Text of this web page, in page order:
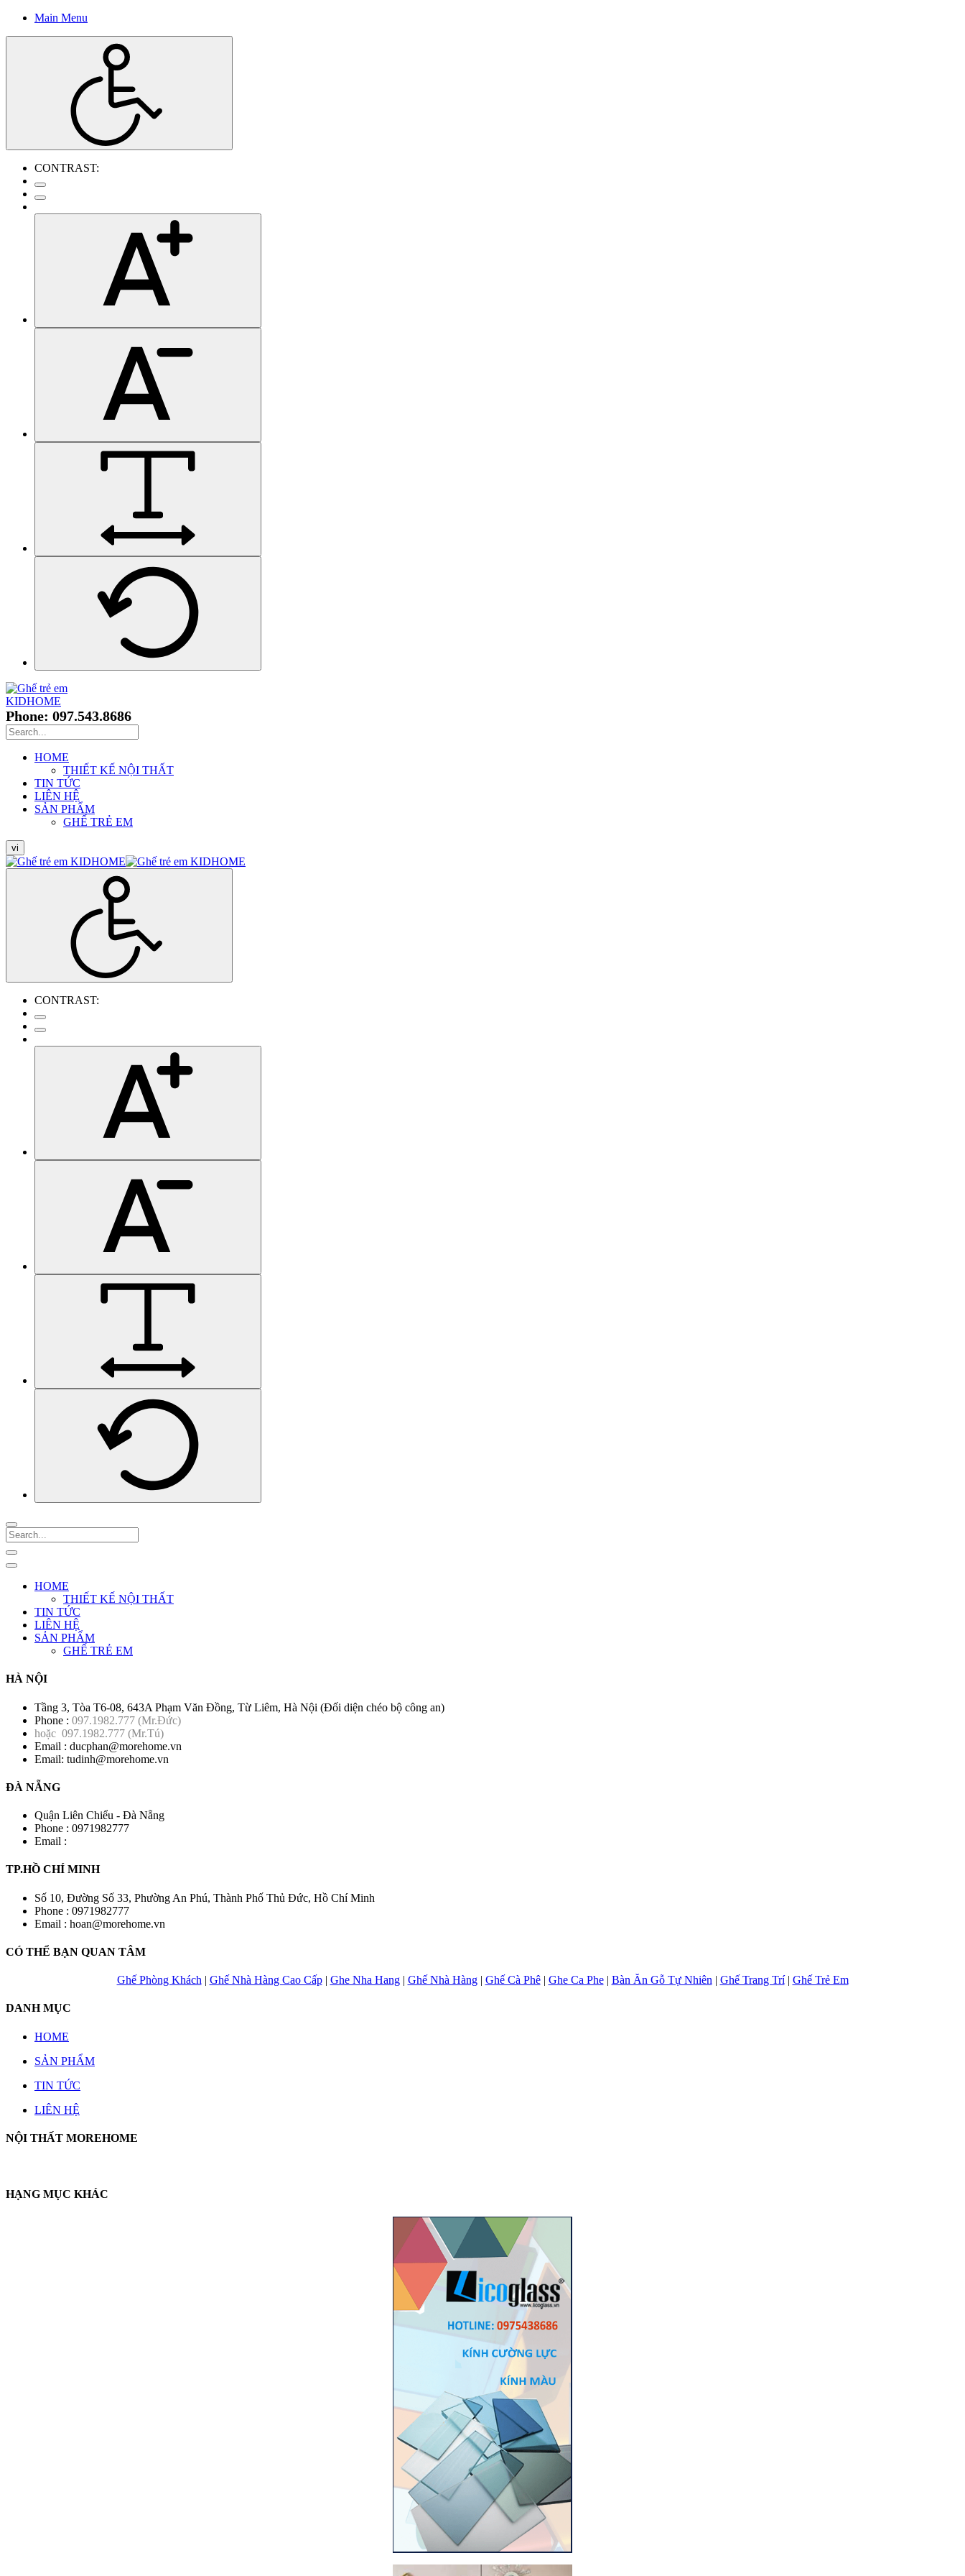
Main Menu
CONTRAST:
Phone: 097.543.8686
HOME
THIẾT KẾ NỘI THẤT
TIN TỨC
LIÊN HỆ
SẢN PHẨM
GHẾ TRẺ EM
vi
CONTRAST:
HOME
THIẾT KẾ NỘI THẤT
TIN TỨC
LIÊN HỆ
SẢN PHẨM
GHẾ TRẺ EM
HÀ NỘI
Tầng 3, Tòa T6-08, 643A Phạm Văn Đồng, Từ Liêm, Hà Nội (Đối diện chéo bộ công an)
Phone : 097.1982.777 (Mr.Đức)
hoặc 097.1982.777 (Mr.Tú)
Email : ducphan@morehome.vn
Email: tudinh@morehome.vn
ĐÀ NẴNG
Quận Liên Chiểu - Đà Nẵng
Phone : 0971982777
Email :
TP.HỒ CHÍ MINH
Số 10, Đường Số 33, Phường An Phú, Thành Phố Thủ Đức, Hồ Chí Minh
Phone : 0971982777
Email : hoan@morehome.vn
CÓ THỂ BẠN QUAN TÂM
Ghế Phòng Khách | Ghế Nhà Hàng Cao Cấp| Ghe Nha Hang| Ghế Nhà Hàng| Ghế Cà Phê| Ghe Ca Phe| Bàn Ăn Gỗ Tự Nhiên | Ghế Trang Trí| Ghế Trẻ Em
DANH MỤC
HOME
SẢN PHẨM
TIN TỨC
LIÊN HỆ
NỘI THẤT MOREHOME
HẠNG MỤC KHÁC